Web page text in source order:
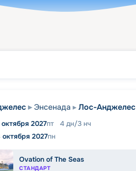
Энсенада Лос-Анджелес
октября 2027пт 4 дн/3 нч
октября 2027пн
Ovation of The Seas
СТАНДАРТ